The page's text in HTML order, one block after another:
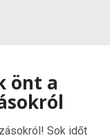
önt a
Sok időt